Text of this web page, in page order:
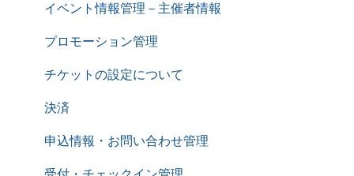
オンラインイベント
イベント情報管理－主催者情報
プロモーション管理
チケットの設定について
決済
申込情報・お問い合わせ管理